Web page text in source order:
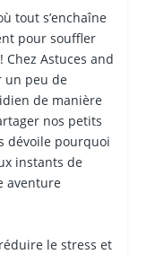
tout s’enchaîne
pour souffler
Chez Astuces and
un peu de
de manière
nos petits
dévoile pourquoi
instants de
aventure
le stress et